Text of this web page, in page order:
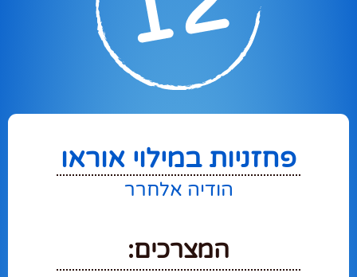
פחזניות במילוי אוראו
הודיה אלחרר
המצרכים: